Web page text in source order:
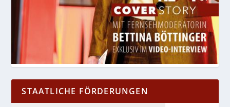
STAATLICHE FÖRDERUNGEN